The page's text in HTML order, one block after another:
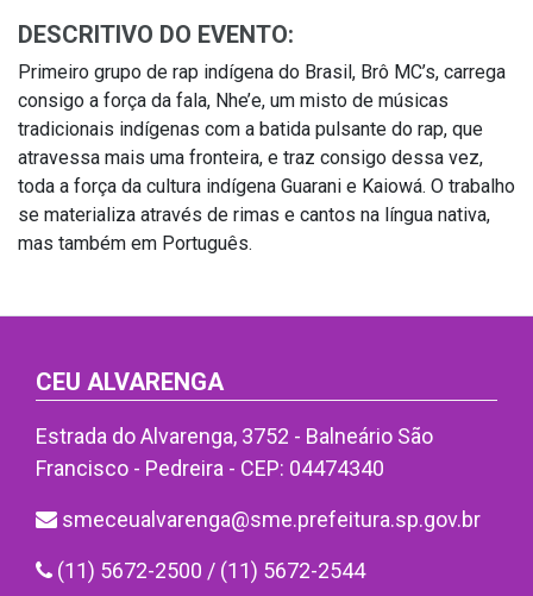
DESCRITIVO DO EVENTO:
Primeiro grupo de rap indígena do Brasil, Brô MC’s, carrega
consigo a força da fala, Nhe’e, um misto de músicas
tradicionais indígenas com a batida pulsante do rap, que
atravessa mais uma fronteira, e traz consigo dessa vez,
toda a força da cultura indígena Guarani e Kaiowá. O trabalho
se materializa através de rimas e cantos na língua nativa,
mas também em Português.
CEU ALVARENGA
Estrada do Alvarenga, 3752 - Balneário São
Francisco - Pedreira - CEP: 04474340
smeceualvarenga@sme.prefeitura.sp.gov.br
(11) 5672-2500 / (11) 5672-2544